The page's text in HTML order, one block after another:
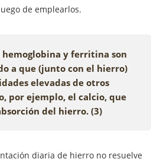
de emplearlos.
hemoglobina y ferritina son
a que (junto con el hierro)
elevadas de otros
por ejemplo, el calcio, que
del hierro. (3)
diaria de hierro no resuelve